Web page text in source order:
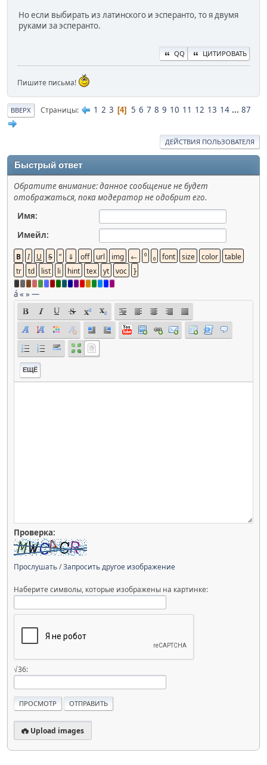
Но если выбирать из латинского и эсперанто, то я двумя
руками за эсперанто.
QQ ЦИТИРОВАТЬ
Пишите письма!
ВВЕРХ Страницы 1 2 3 4 5 6 7 8 9 10 11 12 13 14 ... 87
ДЕЙСТВИЯ ПОЛЬЗОВАТЕЛЯ
Быстрый ответ
Обратите внимание: данное сообщение не будет
отображаться, пока модератор не одобрит его.
Имя:
Имейл:
á« »—
ЕЩЁ
Проверка:
Прослушать/Запросить другое изображение
Наберите символы, которые изображены на картинке:
√36:
Upload images